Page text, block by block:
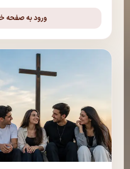
ورود به صفحه